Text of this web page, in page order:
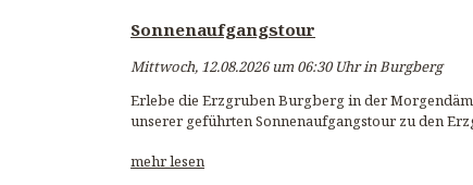
Sonnenaufgangstour
Mittwoch, 12.08.2026 um 06:30 Uhr in Burgberg
Erlebe die Erzgruben Burgberg in der
unserer geführten Sonnenaufgangstour zu den
mehr lesen